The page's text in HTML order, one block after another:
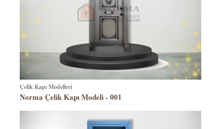
Çelik Kapı Modelleri
Norma Çelik Kapı Modeli - 001